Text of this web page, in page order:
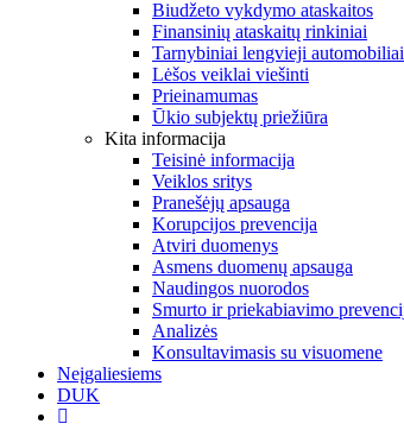
Biudžeto vykdymo ataskaitos
Finansinių ataskaitų rinkiniai
Tarnybiniai lengvieji automobiliai
Lėšos veiklai viešinti
Prieinamumas
Ūkio subjektų priežiūra
Kita informacija
Teisinė informacija
Veiklos sritys
Pranešėjų apsauga
Korupcijos prevencija
Atviri duomenys
Asmens duomenų apsauga
Naudingos nuorodos
Smurto ir priekabiavimo
Analizės
Konsultavimasis su visuomene
Neįgaliesiems
DUK